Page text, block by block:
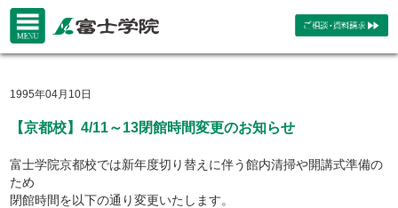
1995年04月10日
【京都校】4/11～13閉館時間変更のお知らせ
富士学院京都校では新年度切り替えに伴う館内清掃や開講式準備の
ため
閉館時間を以下の通り変更いたします。